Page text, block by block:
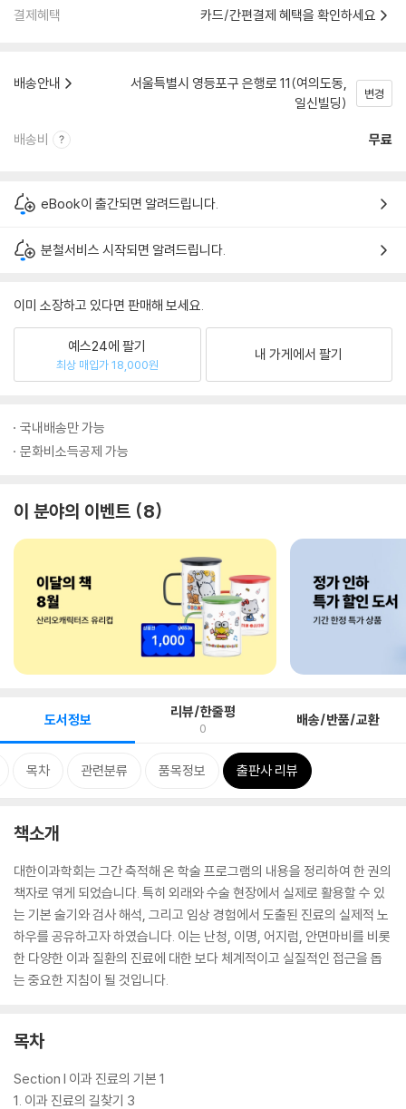
결제혜택 카드/간편결제 혜택을 확인하세요
배송안내
서울특별시 영등포구 은행로 11(여의도동,
일신빌딩)
변경
배송비 무료
eBook이 출간되면 알려드립니다.
분철서비스 시작되면 알려드립니다.
이미 소장하고 있다면 판매해 보세요.
예스24에 팔기
최상 매입가 18,000원
내 가게에서 팔기
국내배송만 가능
문화비소득공제 가능
이 분야의 이벤트 8
도서정보 리뷰/한줄평
0 배송/반품/교환
목차 관련분류 품목정보 출판사 리뷰
책소개
대한이과학회는 그간 축적해 온 학술 프로그램의 내용을 정리하여 한 권의
책자로 엮게 되었습니다. 특히 외래와 수술 현장에서 실제로 활용할 수 있
는 기본 술기와 검사 해석, 그리고 임상 경험에서 도출된 진료의 실제적 노
하우를 공유하고자 하였습니다. 이는 난청, 이명, 어지럼, 안면마비를 비롯
한 다양한 이과 질환의 진료에 대한 보다 체계적이고 실질적인 접근을 돕
는 중요한 지침이 될 것입니다.
목차
Section I 이과 진료의 기본 1
1. 이과 진료의 길찾기 3